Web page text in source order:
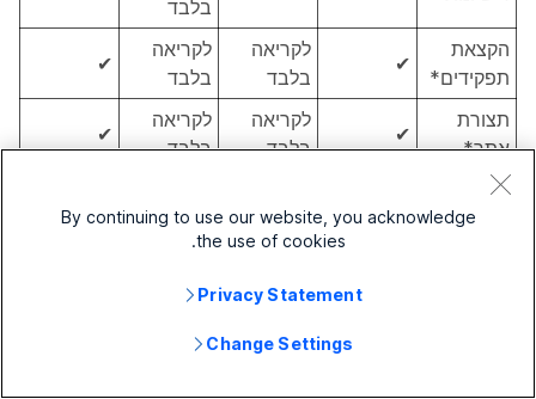
בלבד
הקצאת
תפקידים*
✔
לקריאה
בלבד
לקריאה
בלבד
✔
תצורת
אתר*
✔
לקריאה
בלבד
לקריאה
בלבד
✔
להוריד
By continuing to use our website, you acknowledge
the use of cookies.
Privacy Statement
Change Settings